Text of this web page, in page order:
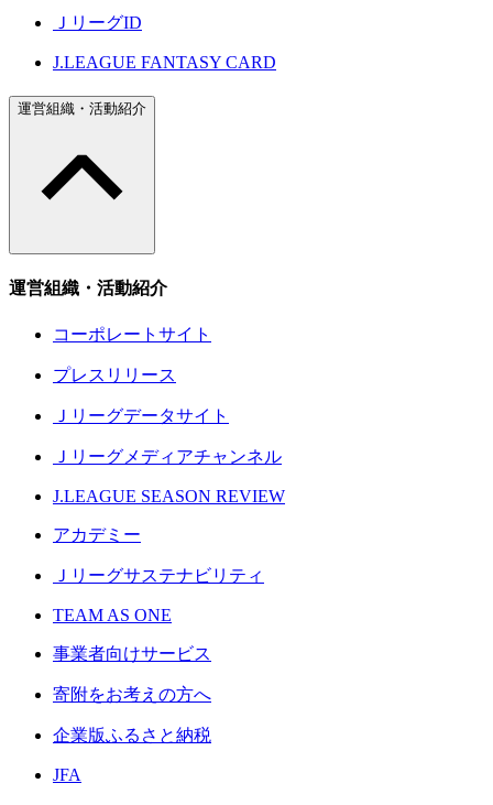
ＪリーグID
J.LEAGUE FANTASY CARD
運営組織・活動紹介
運営組織・活動紹介
コーポレートサイト
プレスリリース
Ｊリーグデータサイト
Ｊリーグメディアチャンネル
J.LEAGUE SEASON REVIEW
アカデミー
Ｊリーグサステナビリティ
TEAM AS ONE
事業者向けサービス
寄附をお考えの方へ
企業版ふるさと納税
JFA